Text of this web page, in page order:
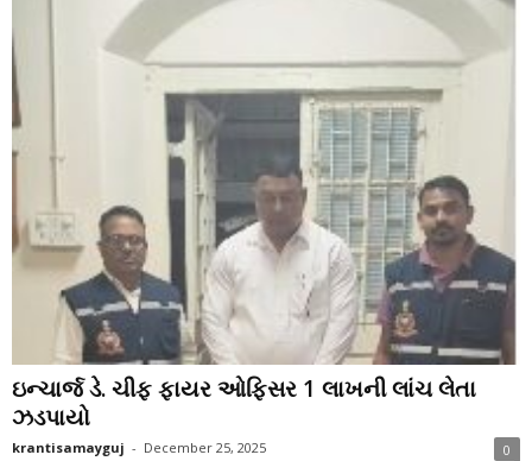
ઇન્ચાર્જ ડે. ચીફ ફાયર ઓફિસર 1 લાખની લાંચ લેતા
ઝડપાયો
krantisamayguj - December 25, 2025 0